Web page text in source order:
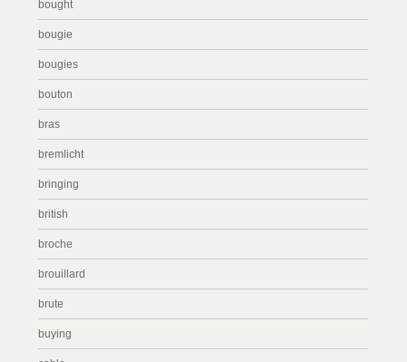
bought
bougie
bougies
bouton
bras
bremlicht
bringing
british
broche
brouillard
brute
buying